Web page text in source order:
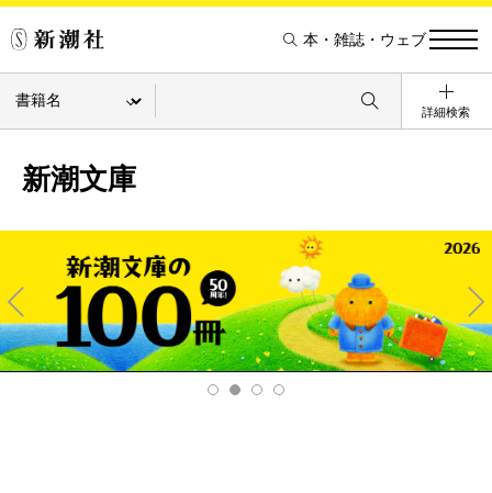
本・雑誌・ウェブ
詳細検索
新潮文庫
Pre
v
Ne
xt